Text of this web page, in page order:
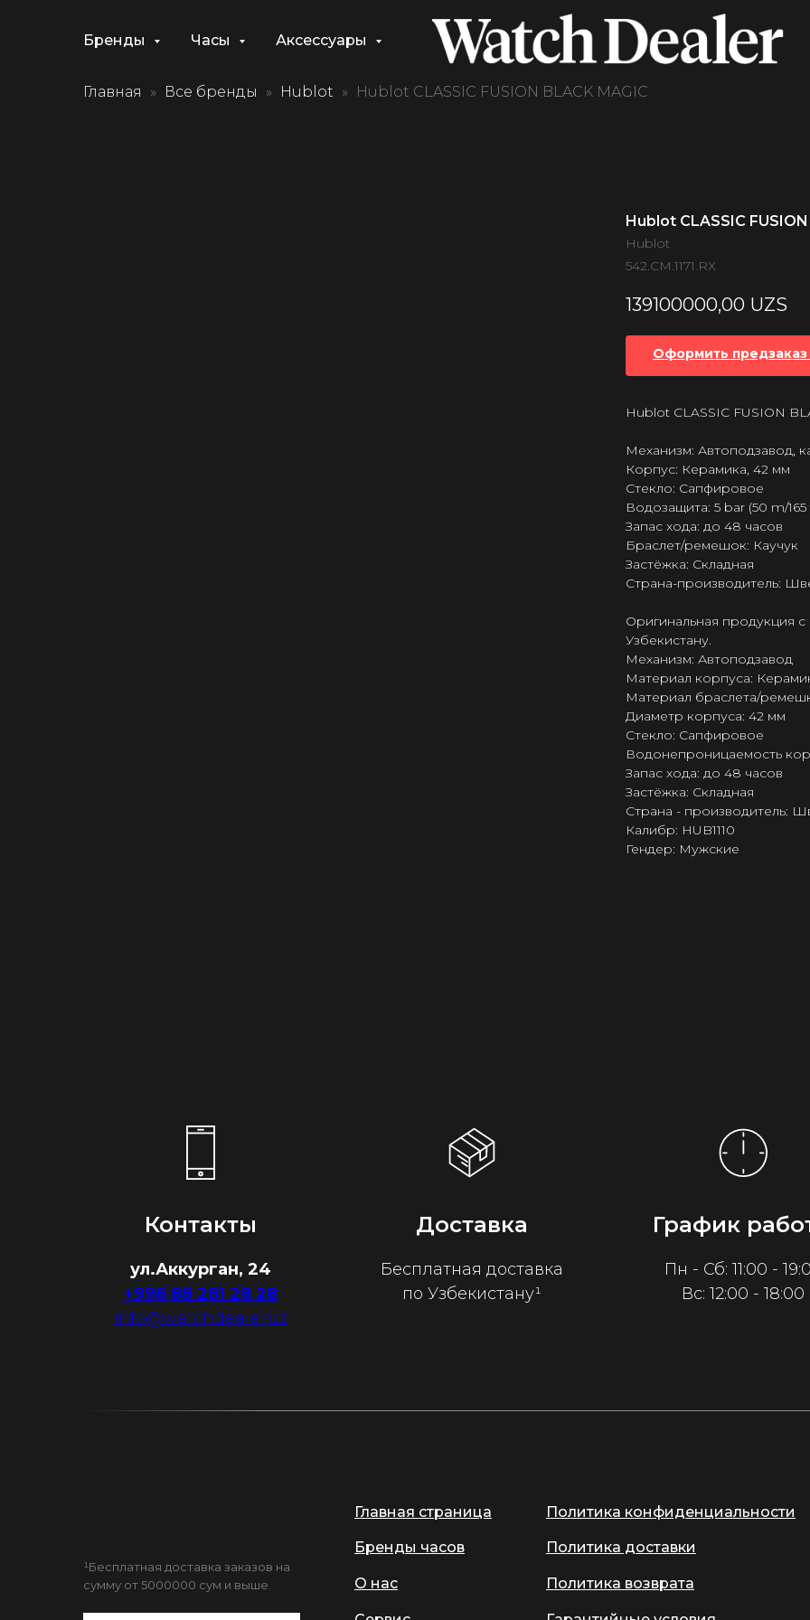
Бренды Часы Аксессуары
Главная Все бренды Hublot Hublot CLASSIC FUSION BLACK MAGIC
Hublot CLASSIC
Hublot
542.CM.1171.RX
139100000,00 UZS
Оформить
Hublot CLASSIC FUSION
Механизм: Автоподзавод,
Корпус: Керамика, 42 мм
Стекло: Сапфировое
Водозащита: 5 bar (50 m/165
Запас хода: до 48 часов
Браслет/ремешок: Каучук
Застёжка: Складная
Страна-производитель:
Оригинальная продукция
Узбекистану.
Механизм: Автоподзавод
Материал корпуса:
Материал браслета/
Диаметр корпуса: 42 мм
Стекло: Сапфировое
Водонепроницаемость
Запас хода: до 48 часов
Застёжка: Складная
Страна - производитель:
Калибр: HUB1110
Гендер: Мужские
Контакты
ул.Аккурган, 24
+998 88 281 28 28
info@watchdealer.uz
Доставка
Бесплатная доставка
по Узбекистану¹
График
Пн - Сб: 11:00 -
Вс: 12:00 - 18:00
Главная страница
Бренды часов
О нас
¹Бесплатная доставка заказов на
сумму от 5000000 сум и выше.
Политика конфиденциальности
Политика доставки
Политика возврата